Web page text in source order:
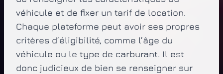
véhicule et de fixer un tarif de location.
Chaque plateforme peut avoir ses propres
critères d’éligibilité, comme l’âge du
véhicule ou le type de carburant. Il est
donc judicieux de bien se renseigner sur